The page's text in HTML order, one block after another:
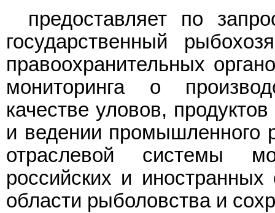
предоставляет по
государственный
правоохранительных
мониторинга о
качестве уловов,
и ведении промышленного
отраслевой системы
российских и
области рыболовства и